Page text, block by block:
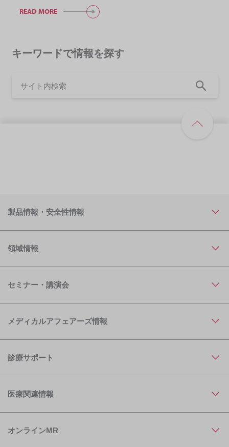
READ MORE
キーワードで情報を探す
製品情報・安全性情報
領域情報
セミナー・講演会
メディカルアフェアーズ情報
診療サポート
医療関連情報
オンラインMR